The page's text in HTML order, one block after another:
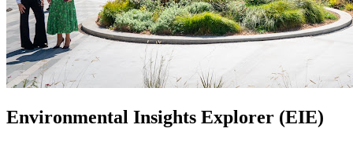
Environmental Insights Explorer (EIE)